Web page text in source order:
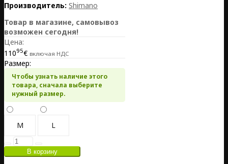
Производитель: Shimano
Товар в магазине, самовывоз
возможен сегодня!
Цена:
11095€ включая НДС
Размер:
Чтобы узнать наличие этого
товара, сначала выберите
нужный размер.
M L